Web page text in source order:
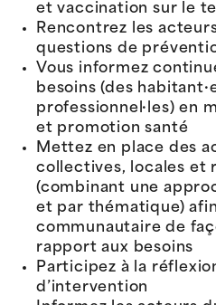
et vaccination sur le
Rencontrez les
questions de
Vous informez
besoins (des
professionnel·les) en
et promotion santé
Mettez en place des
collectives, locales et
(combinant une
et par thématique)
communautaire de
rapport aux besoins
Participez à la
d’intervention